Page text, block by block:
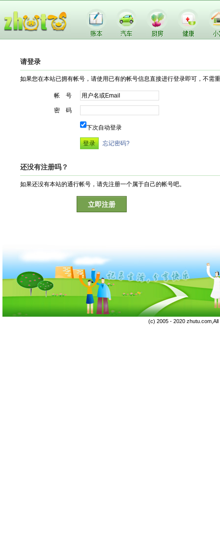
请登录
如果您在本站已拥有帐号，请使用已有的帐号信息直接进行登录即可，不需
帐 号
密 码
下次自动登录
忘记密码?
还没有注册吗？
如果还没有本站的通行帐号，请先注册一个属于自己的帐号吧。
立即注册
(c) 2005 - 2020